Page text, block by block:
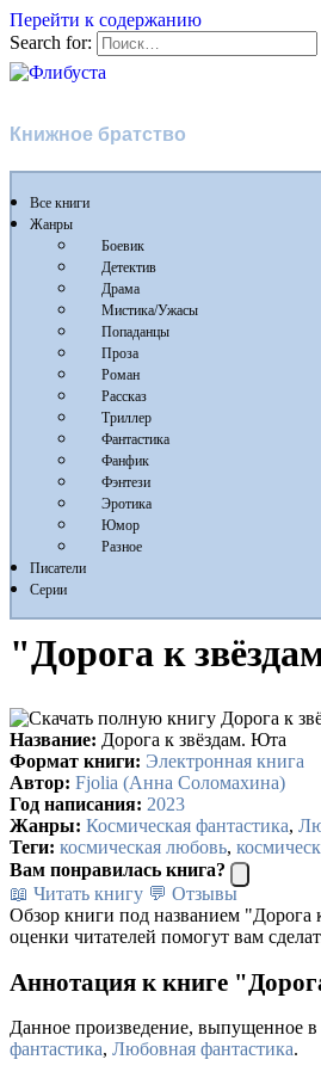
Перейти к содержанию
Search for:
Книжное братство
Все книги
Жанры
Боевик
Детектив
Драма
Мистика/Ужасы
Попаданцы
Проза
Роман
Рассказ
Триллер
Фантастика
Фанфик
Фэнтези
Эротика
Юмор
Разное
Писатели
Серии
"Дорога к
Название: Дорога к звёздам. Юта
Формат книги: Электронная книга
Автор: Fjolia (Анна Соломахина)
Год написания: 2023
Жанры: Космическая фантастика,
Теги: космическая любовь,
Вам понравилась книга?
📖 Читать книгу 💬 Отзывы
Обзор книги под названием "Дорога
оценки читателей помогут вам
Аннотация к книге
Данное произведение, выпущенное в
фантастика, Любовная фантастика.